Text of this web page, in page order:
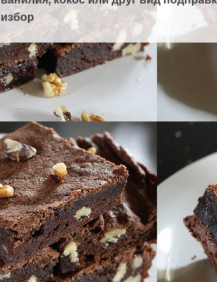
избор